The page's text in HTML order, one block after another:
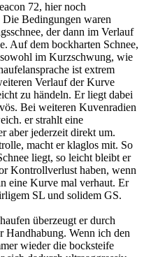
72, hier noch
Bedingungen waren
der dann im Verlauf
Auf dem bockharten Schnee,
im Kurzschwung, wie
ist extrem
Verlauf der Kurve
zu händeln. Er liegt dabei
Bei weiteren Kuvenradien
er strahlt eine
aber jederzeit direkt um.
macht er klaglos mit. So
liegt, so leicht bleibt er
Kontrollverlust haben, wenn
eine Kurve mal verhaut. Er
SL und solidem GS.
überzeugt er durch
Handhabung. Wenn ich den
wieder die bocksteife